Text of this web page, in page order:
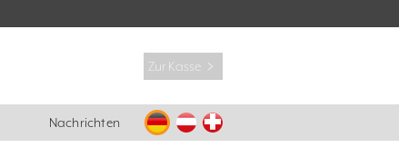
Zur Kasse ﹥
Nachrichten